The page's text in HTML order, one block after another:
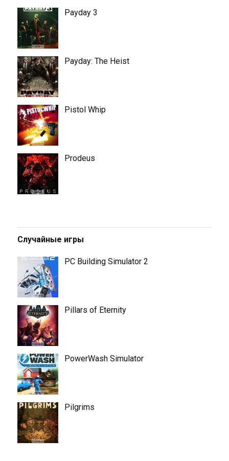
Payday 3
Payday: The Heist
Pistol Whip
Prodeus
Случайные игры
PC Building Simulator 2
Pillars of Eternity
PowerWash Simulator
Pilgrims